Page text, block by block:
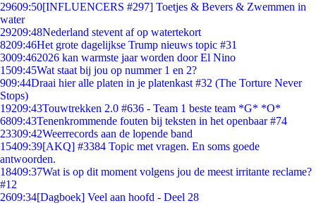
29609:50[INFLUENCERS #297] Toetjes & Bevers & Zwemmen in
water
29209:48Nederland stevent af op watertekort
8209:46Het grote dagelijkse Trump nieuws topic #31
3009:462026 kan warmste jaar worden door El Nino
1509:45Wat staat bij jou op nummer 1 en 2?
909:44Draai hier alle platen in je platenkast #32 (The Torture Never
Stops)
19209:43Touwtrekken 2.0 #636 - Team 1 beste team *G* *O*
6809:43Tenenkrommende fouten bij teksten in het openbaar #74
23309:42Weerrecords aan de lopende band
15409:39[AKQ] #3384 Topic met vragen. En soms goede
antwoorden.
18409:37Wat is op dit moment volgens jou de meest irritante reclame?
#12
2609:34[Dagboek] Veel aan hoofd - Deel 28